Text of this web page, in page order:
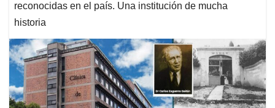
reconocidas en el país. Una institución de mucha
historia